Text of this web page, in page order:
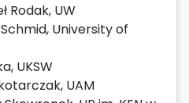
Rodak, UW
University of
UKSW
UAM